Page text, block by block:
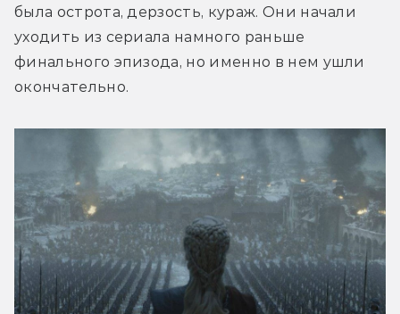
была острота, дерзость, кураж. Они начали
уходить из сериала намного раньше
финального эпизода, но именно в нем ушли
окончательно.